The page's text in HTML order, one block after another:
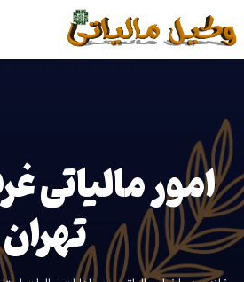
امور مالیاتی
تهران